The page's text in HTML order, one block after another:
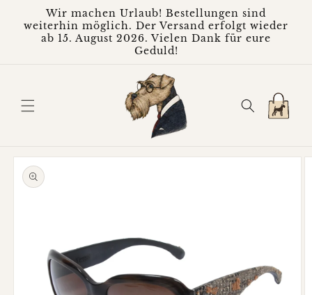
Inhalt
Wir machen Urlaub! Bestellungen sind
weiterhin möglich. Der Versand erfolgt wieder
ab 15. August 2026. Vielen Dank für eure
Geduld!
Warenkorb